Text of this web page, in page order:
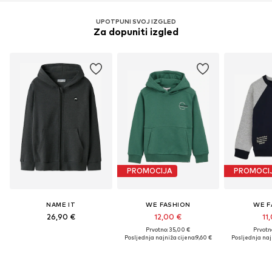
UPOTPUNI SVOJ IZGLED
Za dopuniti izgled
NAME IT
26,90 €
PROMOCIJA
WE FASHION
12,00 €
Prvotno: 35,00 €
Posljednja najniža cijena:9,60 €
WE
Posljednja